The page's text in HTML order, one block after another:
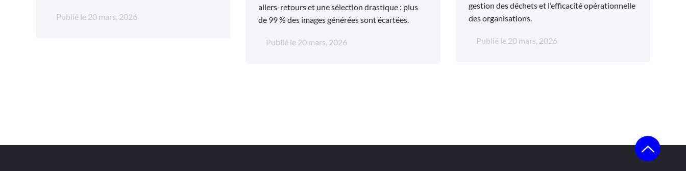
Publié le 20 mars, 2026
allers-retours et une sélection drastique : plus
de 99 % des images générées sont écartées.
Publié le 20 mars, 2026
gestion des déchets et l’efficacité opérationnelle
des organisations.
Publié le 20 mars, 2026